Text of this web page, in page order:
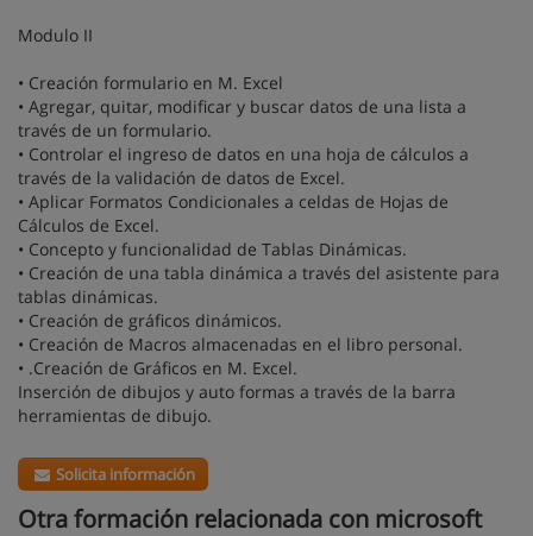
Modulo II
• Creación formulario en M. Excel
• Agregar, quitar, modificar y buscar datos de una lista a
través de un formulario.
• Controlar el ingreso de datos en una hoja de cálculos a
través de la validación de datos de Excel.
• Aplicar Formatos Condicionales a celdas de Hojas de
Cálculos de Excel.
• Concepto y funcionalidad de Tablas Dinámicas.
• Creación de una tabla dinámica a través del asistente para
tablas dinámicas.
• Creación de gráficos dinámicos.
• Creación de Macros almacenadas en el libro personal.
• .Creación de Gráficos en M. Excel.
Inserción de dibujos y auto formas a través de la barra
herramientas de dibujo.
Solicita información
Otra formación relacionada con microsoft